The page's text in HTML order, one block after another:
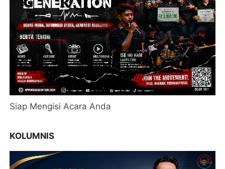
Siap Mengisi Acara Anda
KOLUMNIS